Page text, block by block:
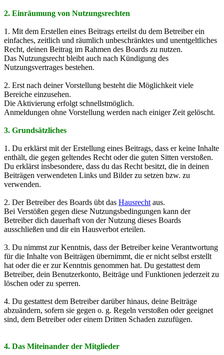
2. Einräumung von Nutzungsrechten
1. Mit dem Erstellen eines Beitrags erteilst du dem Betreiber ein
einfaches, zeitlich und räumlich unbeschränktes und unentgeltliches
Recht, deinen Beitrag im Rahmen des Boards zu nutzen.
Das Nutzungsrecht bleibt auch nach Kündigung des
Nutzungsvertrages bestehen.
2. Erst nach deiner Vorstellung besteht die Möglichkeit viele
Bereiche einzusehen.
Die Aktivierung erfolgt schnellstmöglich.
Anmeldungen ohne Vorstellung werden nach einiger Zeit gelöscht.
3. Grundsätzliches
1. Du erklärst mit der Erstellung eines Beitrags, dass er keine Inhalte
enthält, die gegen geltendes Recht oder die guten Sitten verstoßen.
Du erklärst insbesondere, dass du das Recht besitzt, die in deinen
Beiträgen verwendeten Links und Bilder zu setzen bzw. zu
verwenden.
2. Der Betreiber des Boards übt das Hausrecht aus.
Bei Verstößen gegen diese Nutzungsbedingungen kann der
Betreiber dich dauerhaft von der Nutzung dieses Boards
ausschließen und dir ein Hausverbot erteilen.
3. Du nimmst zur Kenntnis, dass der Betreiber keine Verantwortung
für die Inhalte von Beiträgen übernimmt, die er nicht selbst erstellt
hat oder die er zur Kenntnis genommen hat. Du gestattest dem
Betreiber, dein Benutzerkonto, Beiträge und Funktionen jederzeit zu
löschen oder zu sperren.
4. Du gestattest dem Betreiber darüber hinaus, deine Beiträge
abzuändern, sofern sie gegen o. g. Regeln verstoßen oder geeignet
sind, dem Betreiber oder einem Dritten Schaden zuzufügen.
4. Das Miteinander der Mitglieder